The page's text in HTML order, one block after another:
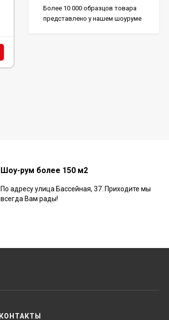
Calacatta Black Bottone 7.2x7.2,
Более 10 000 образцов товара
представлено у нашем шоуруме
Шоу-рум более 150 м2
По адресу улица Бассейная, 37. Приходите мы
всегда Вам рады!
КОНТАКТЫ